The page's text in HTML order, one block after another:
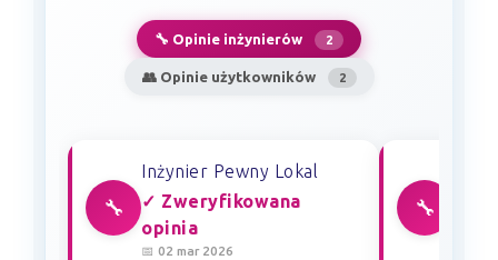
🔧 Opinie inżynierów 2
👥 Opinie użytkowników 2
🔧
Inżynier Pewny Lokal
✓ Zweryfikowana
opinia
📅 02 mar 2026
🔧